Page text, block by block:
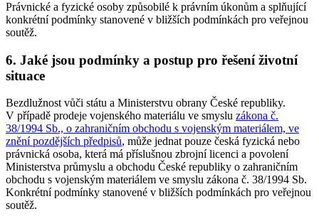
Právnické a fyzické osoby způsobilé k právním úkonům a splňující
konkrétní podmínky stanovené v bližších podmínkách pro veřejnou
soutěž.
6. Jaké jsou podmínky a postup pro řešení životní
situace
Bezdlužnost vůči státu a Ministerstvu obrany České republiky.
V případě prodeje vojenského materiálu ve smyslu zákona č.
38/1994 Sb., o zahraničním obchodu s vojenským materiálem, ve
znění pozdějších předpisů, může jednat pouze česká fyzická nebo
právnická osoba, která má příslušnou zbrojní licenci a povolení
Ministerstva průmyslu a obchodu České republiky o zahraničním
obchodu s vojenským materiálem ve smyslu zákona č. 38/1994 Sb.
Konkrétní podmínky stanovené v bližších podmínkách pro veřejnou
soutěž.